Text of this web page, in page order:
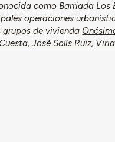
como Barriada Los
operaciones
grupos de vivienda
,José Solís Ruiz,